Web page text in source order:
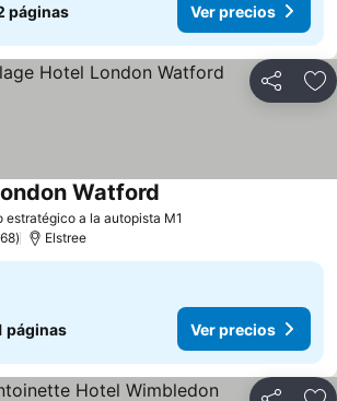
páginas Ver precios
Compartir
estratégico a la autopista M1
Watford
Elstree
páginas Ver precios